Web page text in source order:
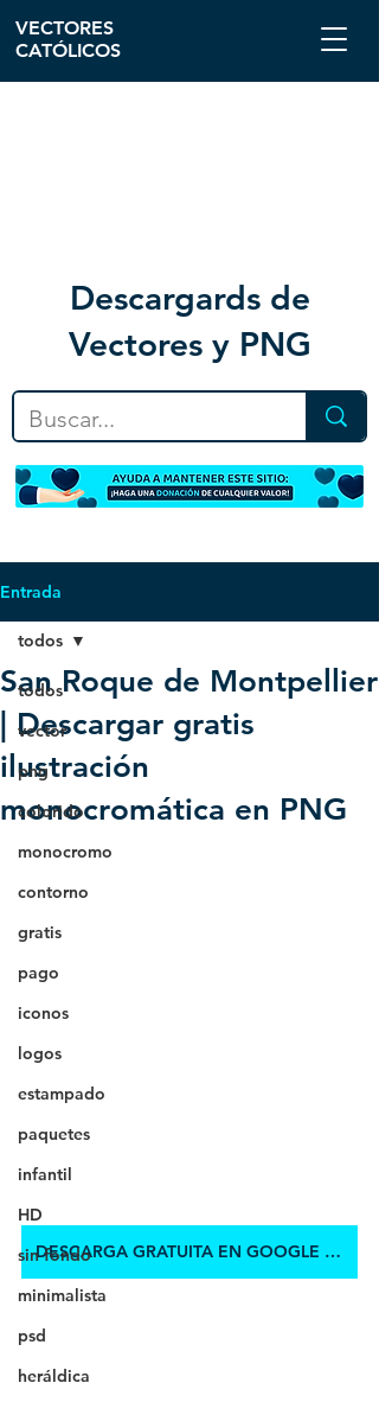
Descargards de
Vectores y PNG
VECTORES
CATÓLICOS
Entrada
todos
vector
png
colorido
monocromo
contorno
gratis
pago
iconos
logos
estampado
paquetes
infantil
HD
sin fondo
minimalista
psd
heráldica
todos
San Roque de Montpellier
| Descargar gratis
ilustración
monocromática en PNG
DESCARGA GRATUITA EN GOOGLE DRIVE